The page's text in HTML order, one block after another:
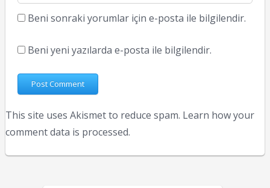
Beni sonraki yorumlar için e-posta ile bilgilendir.
Beni yeni yazılarda e-posta ile bilgilendir.
This site uses Akismet to reduce spam. Learn how your
comment data is processed.